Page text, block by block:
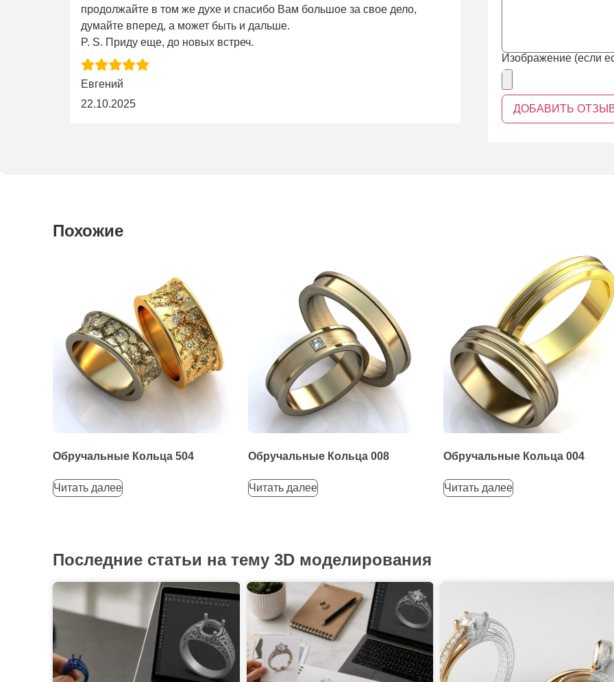
продолжайте в том же духе и спасибо Вам большое за свое дело,
думайте вперед, а может быть и дальше.
P. S. Приду еще, до новых встреч.
Евгений
22.10.2025
Изображение (если
Похожие
Обручальные Кольца 504
Читать далее
Обручальные Кольца 008
Читать далее
Обручальные Кольца 004
Читать далее
Последние статьи на тему 3D моделирования